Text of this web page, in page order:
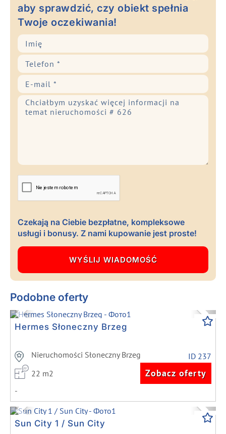
aby sprawdzić, czy obiekt spełnia
Twoje oczekiwania!
Czekają na Ciebie bezpłatne, kompleksowe
usługi i bonusy. Z nami kupowanie jest proste!
Podobne oferty
Previous Next
Hermes Słoneczny Brzeg
Nieruchomości Słoneczny Brzeg
ID 237
22 m2
Zobacz oferty
-
Previous Next
Sun City 1 / Sun City